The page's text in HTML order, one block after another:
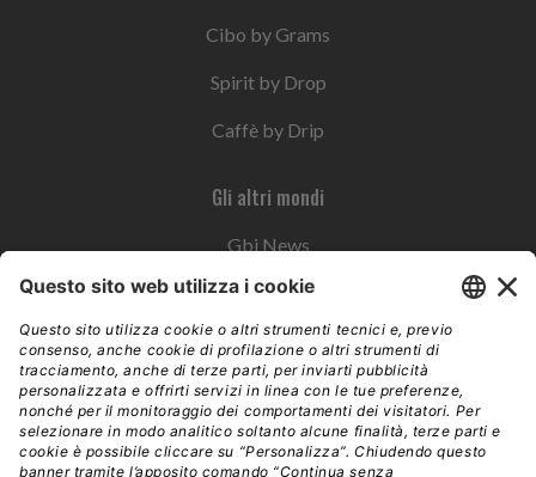
Cibo by Grams
Spirit by Drop
Caffè by Drip
Gli altri mondi
Gbi News
Instoremag
Esplora il gruppo
Edra Edizioni
Edizioni LSWR